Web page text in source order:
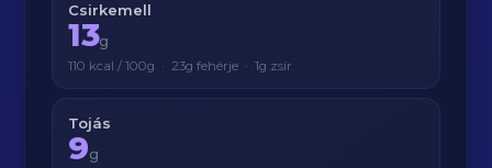
Csirkemell
13g
110 kcal / 100g · 23g fehérje · 1g zsír
Tojás
9g